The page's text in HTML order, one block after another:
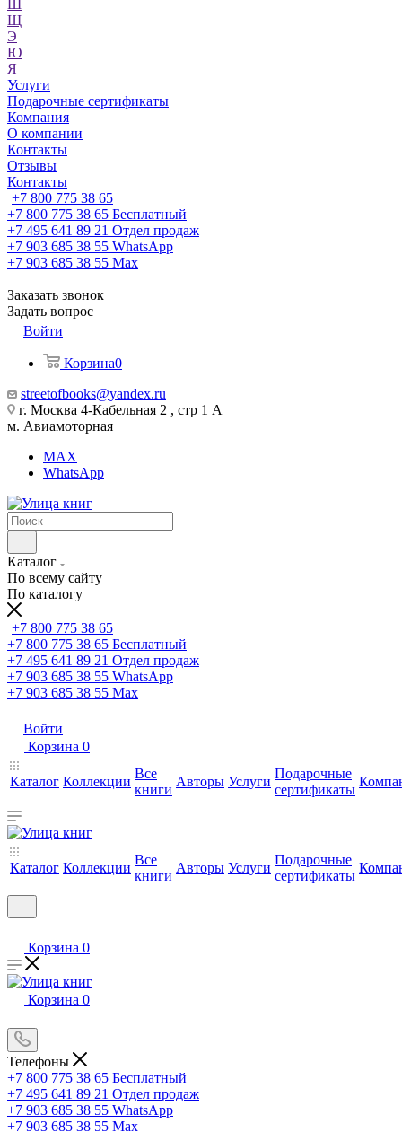
Ш
Щ
Э
Ю
Я
Услуги
Подарочные сертификаты
Компания
О компании
Контакты
Отзывы
Контакты
+7 800 775 38 65
+7 800 775 38 65 Бесплатный
+7 495 641 89 21 Отдел продаж
+7 903 685 38 55 WhatsApp
+7 903 685 38 55 Max
Заказать звонок
Задать вопрос
Войти
Корзина0
streetofbooks@yandex.ru
г. Москва 4-Кабельная 2 , стр 1 А
м. Авиамоторная
MAX
WhatsApp
Каталог
По всему сайту
По каталогу
+7 800 775 38 65
+7 800 775 38 65 Бесплатный
+7 495 641 89 21 Отдел продаж
+7 903 685 38 55 WhatsApp
+7 903 685 38 55 Max
Войти
Корзина 0
Каталог Коллекции
Все
книги
Авторы Услуги
Подарочные
сертификаты
Каталог Коллекции
Все
книги
Авторы Услуги
Подарочные
сертификаты
Корзина 0
Корзина 0
Телефоны
+7 800 775 38 65 Бесплатный
+7 495 641 89 21 Отдел продаж
+7 903 685 38 55 WhatsApp
+7 903 685 38 55 Max